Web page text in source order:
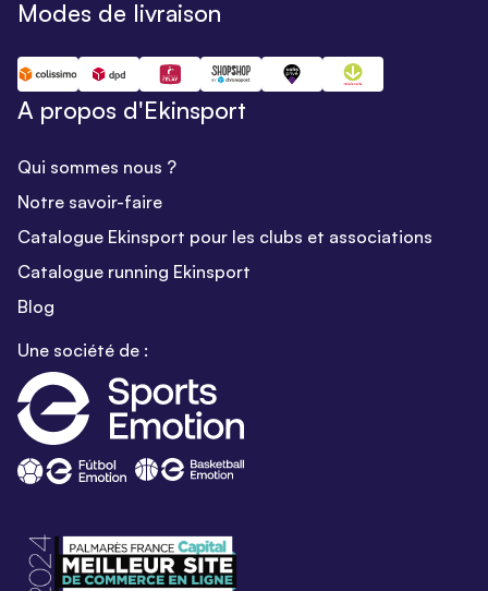
Modes de livraison
A propos d'Ekinsport
Qui sommes nous ?
Notre savoir-faire
Catalogue Ekinsport pour les clubs et associations
Catalogue running Ekinsport
Blog
Une société de :